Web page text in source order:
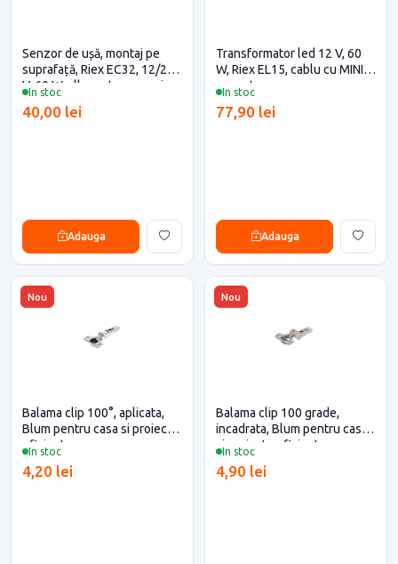
In stoc
Senzor de ușă, montaj pe
suprafață, Riex EC32, 12/24
V, 60 W, alb pentru casa si
40,00 lei
Adauga
In stoc
Transformator led 12 V, 60
W, Riex EL15, cablu cu MINI
conector
77,90 lei
Adauga
Nou
In stoc
Balama clip 100°, aplicata,
Blum pentru casa si proiecte
eficiente
4,20 lei
Nou
In stoc
Balama clip 100 grade,
incadrata, Blum pentru casa
si proiecte eficiente
4,90 lei